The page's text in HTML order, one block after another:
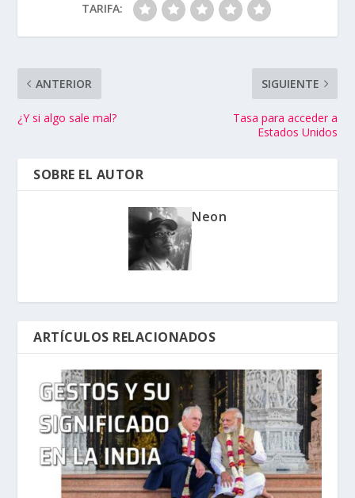
TARIFA:
ANTERIOR
¿Y si algo sale mal?
SIGUIENTE
Tasa para acceder a
Estados Unidos
SOBRE EL AUTOR
Neon
ARTÍCULOS RELACIONADOS